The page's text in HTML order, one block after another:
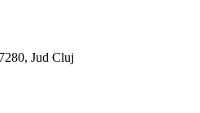
Jud Cluj